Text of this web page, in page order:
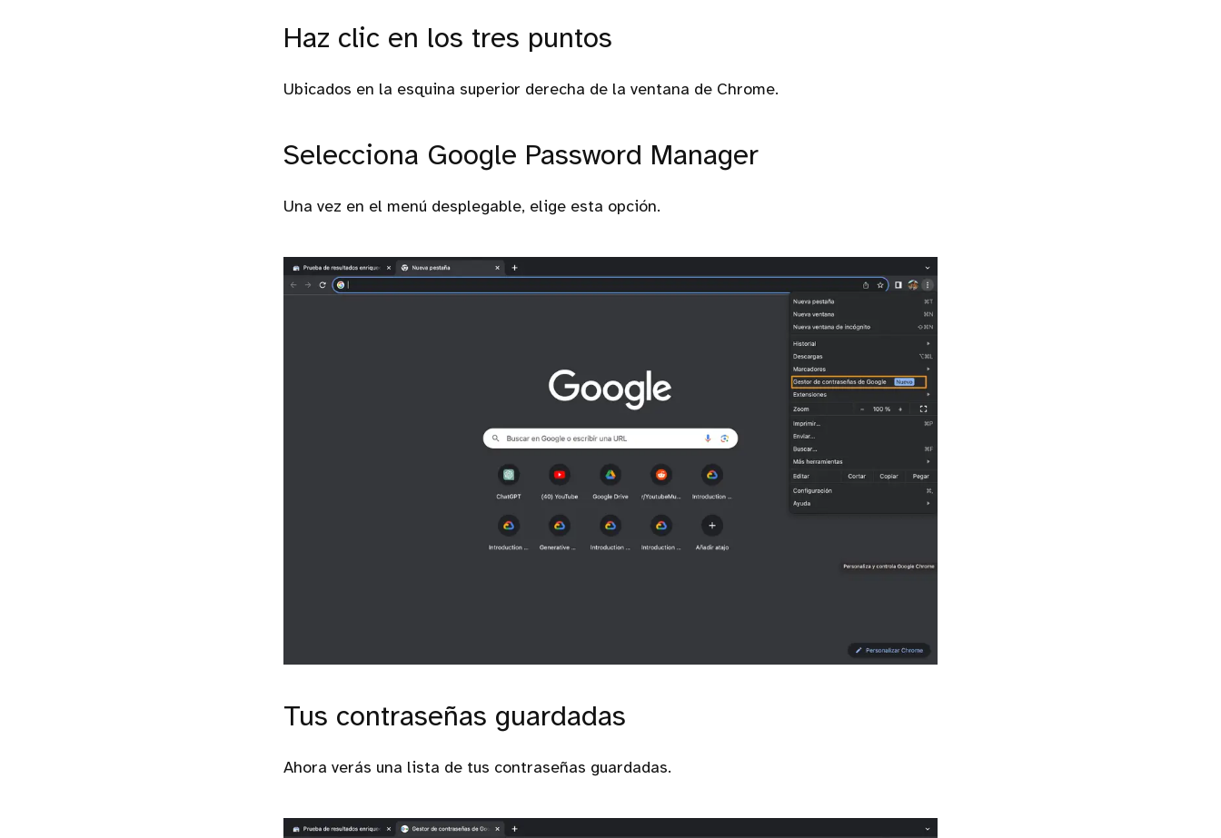
Haz clic en los tres puntos
Ubicados en la esquina superior derecha de la ventana de Chrome.
Selecciona Google Password Manager
Una vez en el menú desplegable, elige esta opción.
Tus contraseñas guardadas
Ahora verás una lista de tus contraseñas guardadas.